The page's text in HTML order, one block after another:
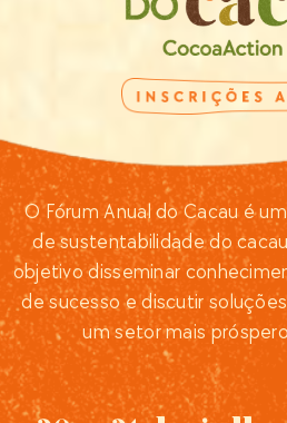
O Fórum Anual do Cacau é
de sustentabilidade do
objetivo disseminar
de sucesso e discutir
um setor mais